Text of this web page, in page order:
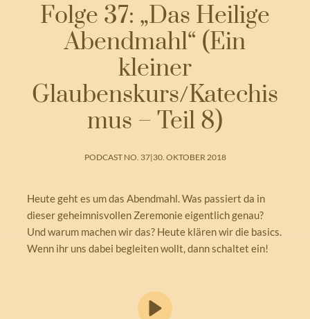
Folge 37: „Das Heilige
Abendmahl“ (Ein
kleiner
Glaubenskurs/Katechis
mus – Teil 8)
PODCAST NO. 37|30. OKTOBER 2018
Heute geht es um das Abendmahl. Was passiert da in
dieser geheimnisvollen Zeremonie eigentlich genau?
Und warum machen wir das? Heute klären wir die basics.
Wenn ihr uns dabei begleiten wollt, dann schaltet ein!